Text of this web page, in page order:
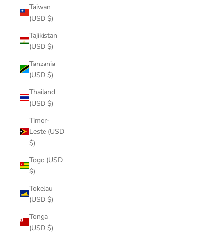
Taiwan
(USD $)
Tajikistan
(USD $)
Tanzania
(USD $)
Thailand
(USD $)
Timor-
Leste (USD
$)
Togo (USD
$)
Tokelau
(USD $)
Tonga
(USD $)